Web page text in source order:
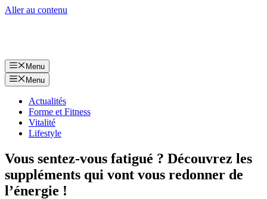
Aller au contenu
Menu
Menu
Actualités
Forme et Fitness
Vitalité
Lifestyle
Vous sentez-vous fatigué ? Découvrez les
suppléments qui vont vous redonner de
l’énergie !